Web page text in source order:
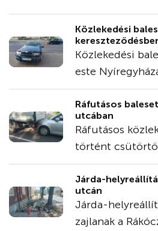
Közlekedési
Közlekedési
este
Ráfutásos
utcában
Ráfutásos
történt
Járda-
utcán
Járda-
zajlanak a